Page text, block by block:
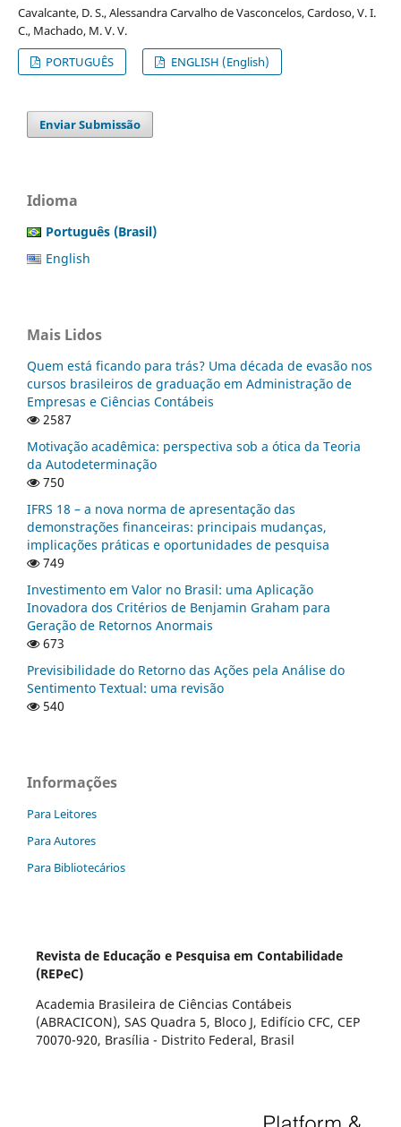
Cavalcante, D. S., Alessandra Carvalho de Vasconcelos, Cardoso, V. I.
C., Machado, M. V. V.
PORTUGUÊS
ENGLISH (English)
Enviar Submissão
Idioma
Português (Brasil)
English
Mais Lidos
Quem está ficando para trás? Uma década de evasão nos
cursos brasileiros de graduação em Administração de
Empresas e Ciências Contábeis
2587
Motivação acadêmica: perspectiva sob a ótica da Teoria
da Autodeterminação
750
IFRS 18 – a nova norma de apresentação das
demonstrações financeiras: principais mudanças,
implicações práticas e oportunidades de pesquisa
749
Investimento em Valor no Brasil: uma Aplicação
Inovadora dos Critérios de Benjamin Graham para
Geração de Retornos Anormais
673
Previsibilidade do Retorno das Ações pela Análise do
Sentimento Textual: uma revisão
540
Informações
Para Leitores
Para Autores
Para Bibliotecários
Revista de Educação e Pesquisa em Contabilidade
(REPeC)
Academia Brasileira de Ciências Contábeis
(ABRACICON), SAS Quadra 5, Bloco J, Edifício CFC, CEP
70070-920, Brasília - Distrito Federal, Brasil